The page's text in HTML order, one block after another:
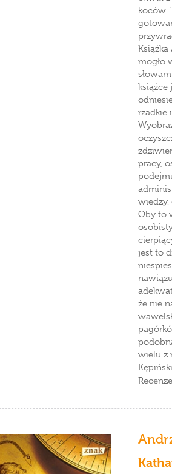
koców.
mogło
książce
rzadkie
pracy,
wiedzy,
Oby to
jest to
że nie
wielu z